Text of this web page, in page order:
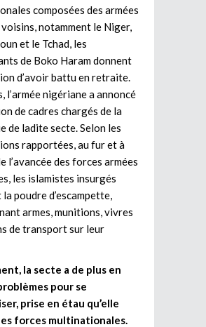
composées des armées
notamment le Niger,
et le Tchad, les
de Boko Haram donnent
d’avoir battu en retraite.
l’armée nigériane a annoncé
de cadres chargés de la
de ladite secte. Selon les
rapportées, au fur et à
l’avancée des forces armées
les islamistes insurgés
poudre d’escampette,
armes, munitions, vivres
de transport sur leur
la secte a de plus en
pour se
prise en étau qu’elle
forces multinationales.